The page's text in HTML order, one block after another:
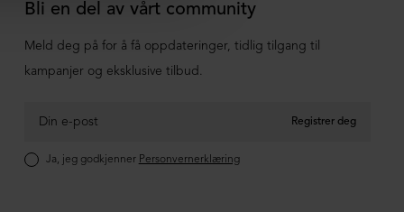
Bli en del av vårt community
Meld deg på for å få oppdateringer, tidlig tilgang til
kampanjer og eksklusive tilbud.
Registrer deg
Ja, jeg godkjenner Personvernerklæring